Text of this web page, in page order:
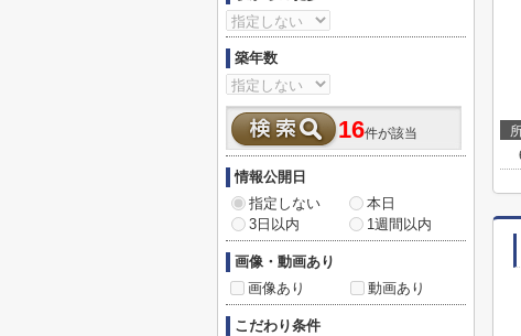
築年数
16件が該当
情報公開日
指定しない
本日
3日以内
1週間以内
画像・動画あり
画像あり
動画あり
こだわり条件